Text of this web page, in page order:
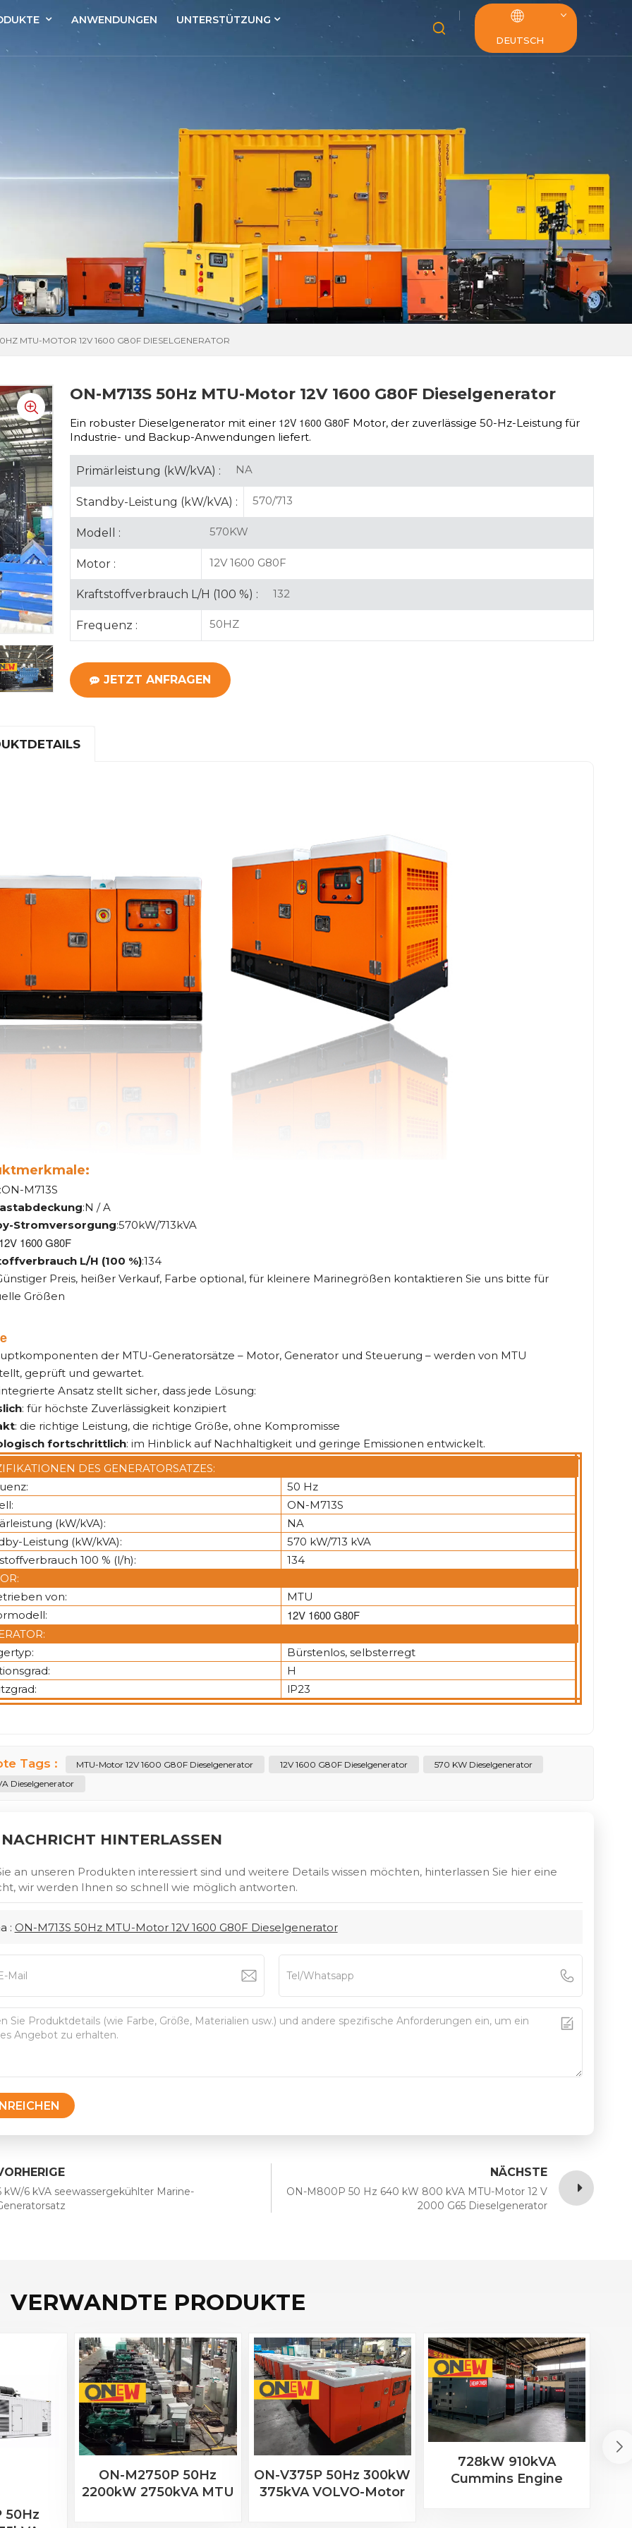
ANWENDUNGEN
UNTERSTÜTZUNG
DEUTSCH
MTU-MOTOR 12V 1600 G80F DIESELGENERATOR
ON-M713S 50Hz MTU-Motor 12V 1600 G80F Dieselgenerator
Ein robuster Dieselgenerator mit einer 12V 1600 G80F Motor, der zuverlässige 50-Hz-Leistung für
Industrie- und Backup-Anwendungen liefert.
Primärleistung (kW/kVA) : NA
Standby-Leistung (kW/kVA) : 570/713
Modell : 570KW
Motor : 12V 1600 G80F
Kraftstoffverbrauch L/H (100 %) : 132
Frequenz : 50HZ
JETZT ANFRAGEN
M713S
:N / A
Stromversorgung:570kW/713kVA
12V 1600 G80F
L/H (100 %):134
Preis, heißer Verkauf, Farbe optional, für kleinere Marinegrößen kontaktieren Sie uns bitte für
Größen
der MTU-Generatorsätze – Motor, Generator und Steuerung – werden von MTU
geprüft und gewartet.
Ansatz stellt sicher, dass jede Lösung:
: für höchste Zuverlässigkeit konzipiert
: die richtige Leistung, die richtige Größe, ohne Kompromisse
fortschrittlich: im Hinblick auf Nachhaltigkeit und geringe Emissionen entwickelt.
DES GENERATORSATZES:
50 Hz
ON-M713S
(kW/kVA):
NA
Leistung (kW/kVA):
570 kW/713 kVA
100 % (l/h):
134
von:
MTU
12V 1600 G80F
Bürstenlos, selbsterregt
H
lP23
Tags : MTU-Motor 12V 1600 G80F Dieselgenerator 12V 1600 G80F Dieselgenerator
570 KW Dieselgenerator
Dieselgenerator
HINTERLASSEN
an unseren Produkten interessiert sind und weitere Details wissen möchten, hinterlassen Sie hier eine
wir werden Ihnen so schnell wie möglich antworten.
: ON-M713S 50Hz MTU-Motor 12V 1600 G80F Dieselgenerator
kW/6 kVA seewassergekühlter Marine-
NÄCHSTE
ON-M800P 50 Hz 640 kW 800 kVA MTU-Motor 12 V
2000 G65 Dieselgenerator
VERWANDTE PRODUKTE
50Hz
ON-M2750P 50Hz
2200kW 2750kVA MTU
ON-V375P 50Hz 300kW
375kVA VOLVO-Motor
728kW 910kVA
Cummins Engine